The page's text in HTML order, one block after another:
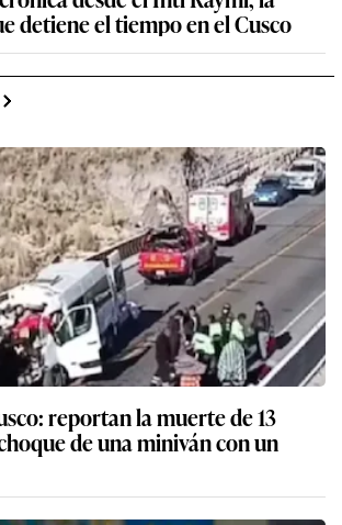
detiene el tiempo en el Cusco
reportan la muerte de 13
de una miniván con un